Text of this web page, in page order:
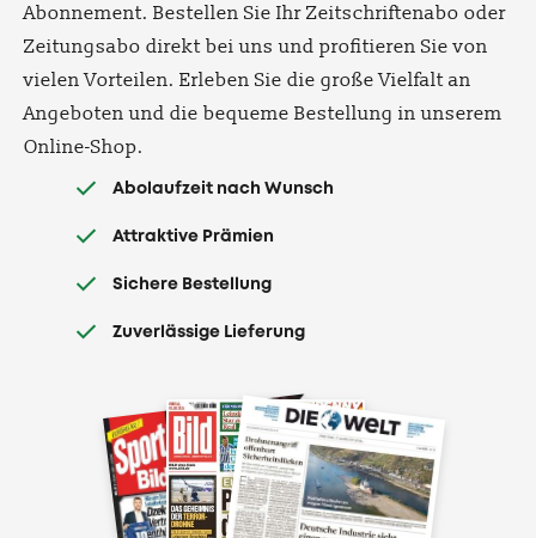
Abonnement. Bestellen Sie Ihr Zeitschriftenabo oder
Zeitungsabo direkt bei uns und profitieren Sie von
vielen Vorteilen. Erleben Sie die große Vielfalt an
Angeboten und die bequeme Bestellung in unserem
Online-Shop.
Abolaufzeit nach Wunsch
Attraktive Prämien
Sichere Bestellung
Zuverlässige Lieferung